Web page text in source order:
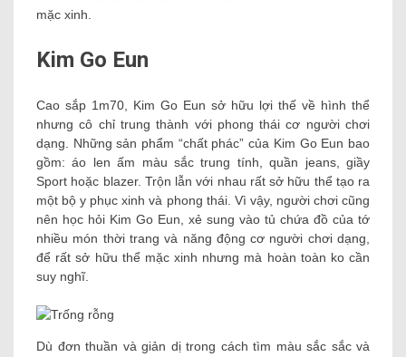
mặc xinh.
Kim Go Eun
Cao sắp 1m70, Kim Go Eun sở hữu lợi thế về hình thể
nhưng cô chỉ trung thành với phong thái cơ người chơi
dạng. Những sản phẩm “chất phác” của Kim Go Eun bao
gồm: áo len ấm màu sắc trung tính, quần jeans, giầy
Sport hoặc blazer. Trộn lẫn với nhau rất sở hữu thể tạo ra
một bộ y phục xinh và phong thái. Vì vậy, người chơi cũng
nên học hỏi Kim Go Eun, xẻ sung vào tủ chứa đồ của tớ
nhiều món thời trang và năng động cơ người chơi dạng,
để rất sở hữu thể mặc xinh nhưng mà hoàn toàn ko cần
suy nghĩ.
Dù đơn thuần và giản dị trong cách tìm màu sắc sắc và